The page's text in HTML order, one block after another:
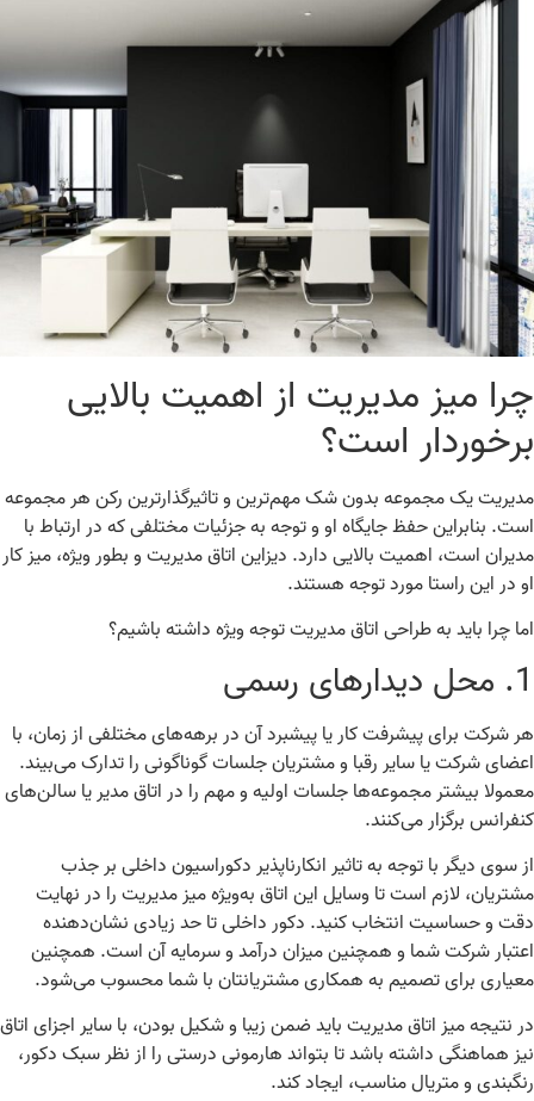
میز مدیریت از اهمیت بالایی
است؟
یک مجموعه بدون شک مهم‌ترین و تاثیرگذارترین رکن هر مجموعه
بنابراین حفظ جایگاه او و توجه به جزئیات مختلفی که در ارتباط با
است، اهمیت بالایی دارد. دیزاین اتاق مدیریت و بطور ویژه، میز کار
در این راستا مورد توجه هستند.
چرا باید به طراحی اتاق مدیریت توجه ویژه داشته باشیم؟
محل دیدارهای رسمی
شرکت برای پیشرفت کار یا پیشبرد آن در برهه‌های مختلفی از زمان، با
شرکت یا سایر رقبا و مشتریان جلسات گوناگونی را تدارک می‌بیند.
بیشتر مجموعه‌ها جلسات اولیه و مهم را در اتاق مدیر یا سالن‌های
برگزار می‌کنند.
سوی دیگر با توجه به تاثیر انکارناپذیر دکوراسیون داخلی بر جذب
لازم است تا وسایل این اتاق به‌ویژه میز مدیریت را در نهایت
و حساسیت انتخاب کنید.دکور داخلی تا حد زیادی نشان‌دهنده
شرکت شما و همچنین میزان درآمد و سرمایه آن است.همچنین
برای تصمیم‌ به همکاری مشتریانتان با شما محسوب می‌شود.
نتیجه میز اتاق مدیریت باید ضمن زیبا و شکیل بودن، با سایر اجزای اتاق
هماهنگی داشته باشد تا بتواند هارمونی درستی را از نظر سبک دکور،
و متریال مناسب، ایجاد کند.